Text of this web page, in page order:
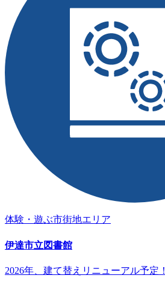
体験・遊ぶ市街地エリア
伊達市立図書館
2026年、建て替えリニューアル予定！